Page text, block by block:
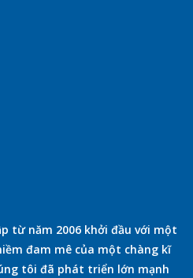
từ năm 2006 khởi đầu với một
đam mê của một chàng kĩ
tôi đã phát triển lớn mạnh